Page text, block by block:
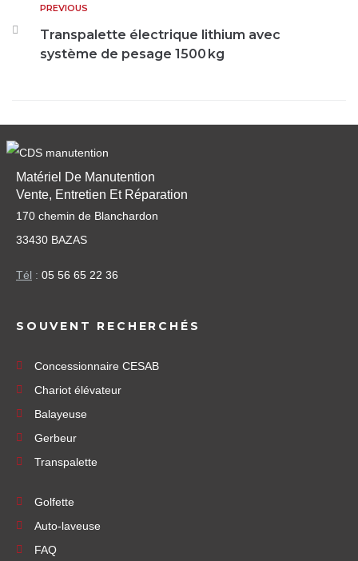
PREVIOUS
Transpalette électrique lithium avec
système de pesage 1500 kg
Matériel De Manutention
Vente, Entretien Et Réparation
170 chemin de Blanchardon
33430 BAZAS
Tél : 05 56 65 22 36
SOUVENT RECHERCHÉS
Concessionnaire CESAB
Chariot élévateur
Balayeuse
Gerbeur
Transpalette
Golfette
Auto-laveuse
FAQ